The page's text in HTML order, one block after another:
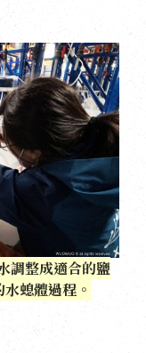
調整成適合的鹽
螅體過程。